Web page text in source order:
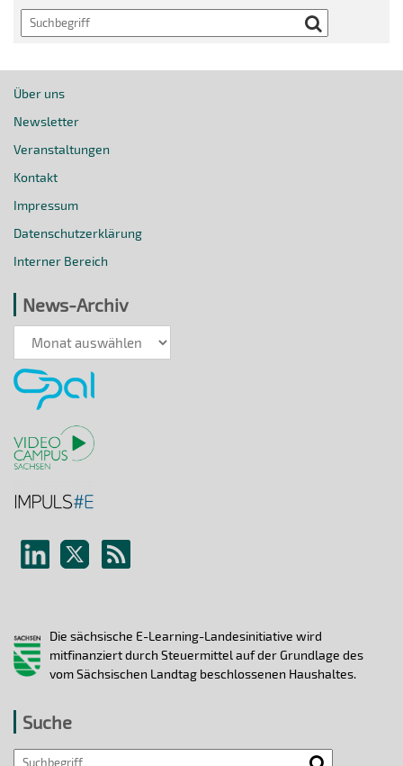
Search
Über uns
Newsletter
Veranstaltungen
Kontakt
Impressum
Datenschutzerklärung
Interner Bereich
News-Archiv
News-
Archiv
Die sächsische E-Learning-Landesinitiative wird
mitfinanziert durch Steuermittel auf der Grundlage des
vom Sächsischen Landtag beschlossenen Haushaltes.
Suche